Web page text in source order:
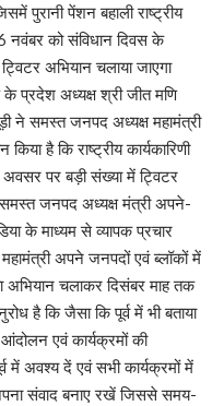
पुरानी पेंशन बहाली राष्ट्रीय
26 नवंबर को संविधान दिवस के
अभियान चलाया जाएगा
के प्रदेश अध्यक्ष श्री जीत मणि
ने समस्त जनपद अध्यक्ष महामंत्री
है कि राष्ट्रीय कार्यकारिणी
अवसर पर बड़ी संख्या में ट्विटर
जनपद अध्यक्ष मंत्री अपने-
के माध्यम से व्यापक प्रचार
अपने जनपदों एवं ब्लॉकों में
अभियान चलाकर दिसंबर माह तक
है कि जैसा कि पूर्व में भी बताया
एवं कार्यक्रमों की
में अवश्य दें एवं सभी कार्यक्रमों में
संवाद बनाए रखें जिससे समय-